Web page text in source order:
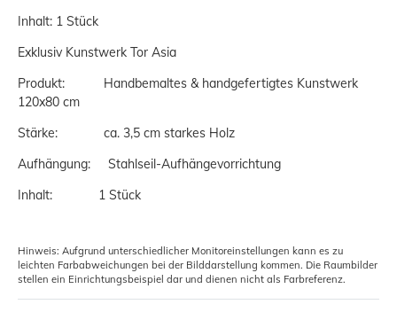
Inhalt: 1 Stück
Exklusiv Kunstwerk Tor Asia
Produkt: Handbemaltes & handgefertigtes Kunstwerk
120x80 cm
Stärke: ca. 3,5 cm starkes Holz
Aufhängung: Stahlseil-Aufhängevorrichtung
Inhalt: 1 Stück
Hinweis: Aufgrund unterschiedlicher Monitoreinstellungen kann es zu
leichten Farbabweichungen bei der Bilddarstellung kommen. Die Raumbilder
stellen ein Einrichtungsbeispiel dar und dienen nicht als Farbreferenz.